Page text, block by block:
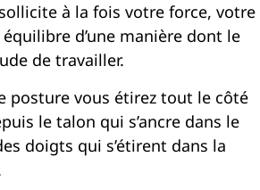
à la fois votre force, votre
d’une manière dont le
de travailler.
posture vous étirez tout le côté
le talon qui s’ancre dans le
doigts qui s’étirent dans la